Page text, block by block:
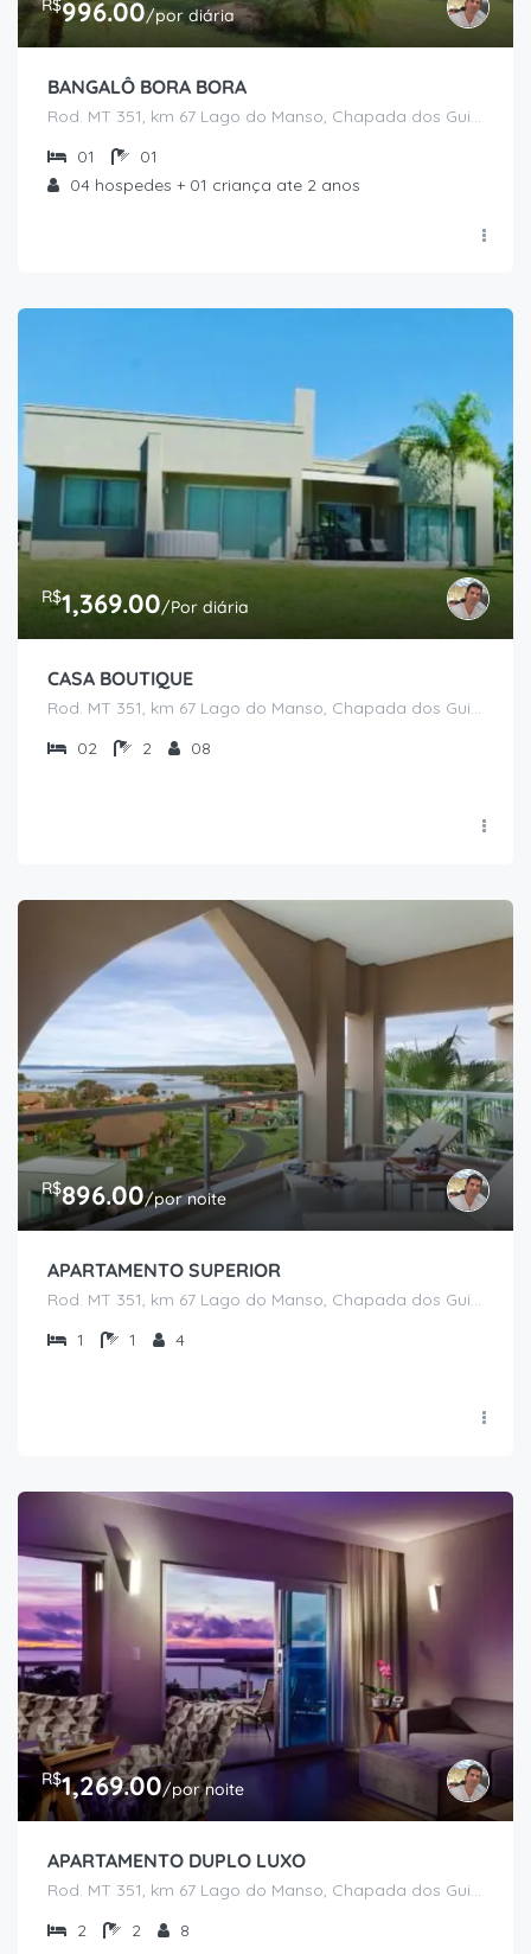
R$996.00/por diária
BANGALÔ BORA BORA
Rod. MT 351, km 67 Lago do Manso, Chapada dos Guimarães - MT
01
01
04 hospedes + 01 criança ate 2 anos
R$1,369.00/Por diária
CASA BOUTIQUE
Rod. MT 351, km 67 Lago do Manso, Chapada dos Guimarães - MT
02
2 08
R$896.00/por noite
APARTAMENTO SUPERIOR
Rod. MT 351, km 67 Lago do Manso, Chapada dos Guimarães - MT
1
1 4
R$1,269.00/por noite
APARTAMENTO DUPLO LUXO
Rod. MT 351, km 67 Lago do Manso, Chapada dos Guimarães - MT
2
2 8